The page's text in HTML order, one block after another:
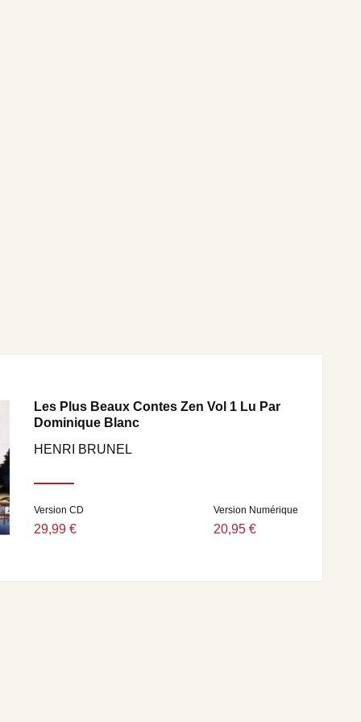
Les Plus Beaux Contes Zen Vol 1 Lu Par
Dominique Blanc
HENRI BRUNEL
Version CD
29,99 €
Version Numérique
20,95 €